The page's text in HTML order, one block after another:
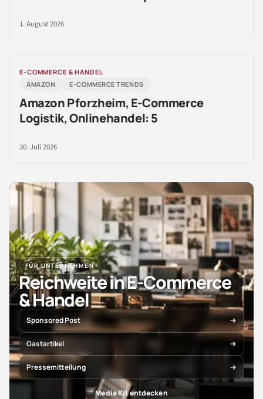
1. August 2026
E-COMMERCE & HANDEL
AMAZON
E-COMMERCE TRENDS
Amazon Pforzheim, E-Commerce
Logistik, Onlinehandel: 5
30. Juli 2026
FÜR UNTERNEHMEN
Reichweite in E-Commerce
& Handel
Sponsored Post
Gastartikel
Pressemitteilung
Media Kit entdecken